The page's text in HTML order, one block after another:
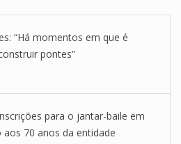
“Há momentos em que é
pontes”
para o jantar-baile em
70 anos da entidade